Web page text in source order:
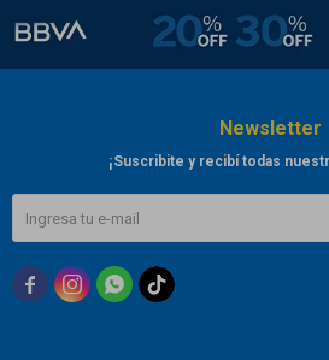
Newsletter
¡Suscribite y recibí todas
  